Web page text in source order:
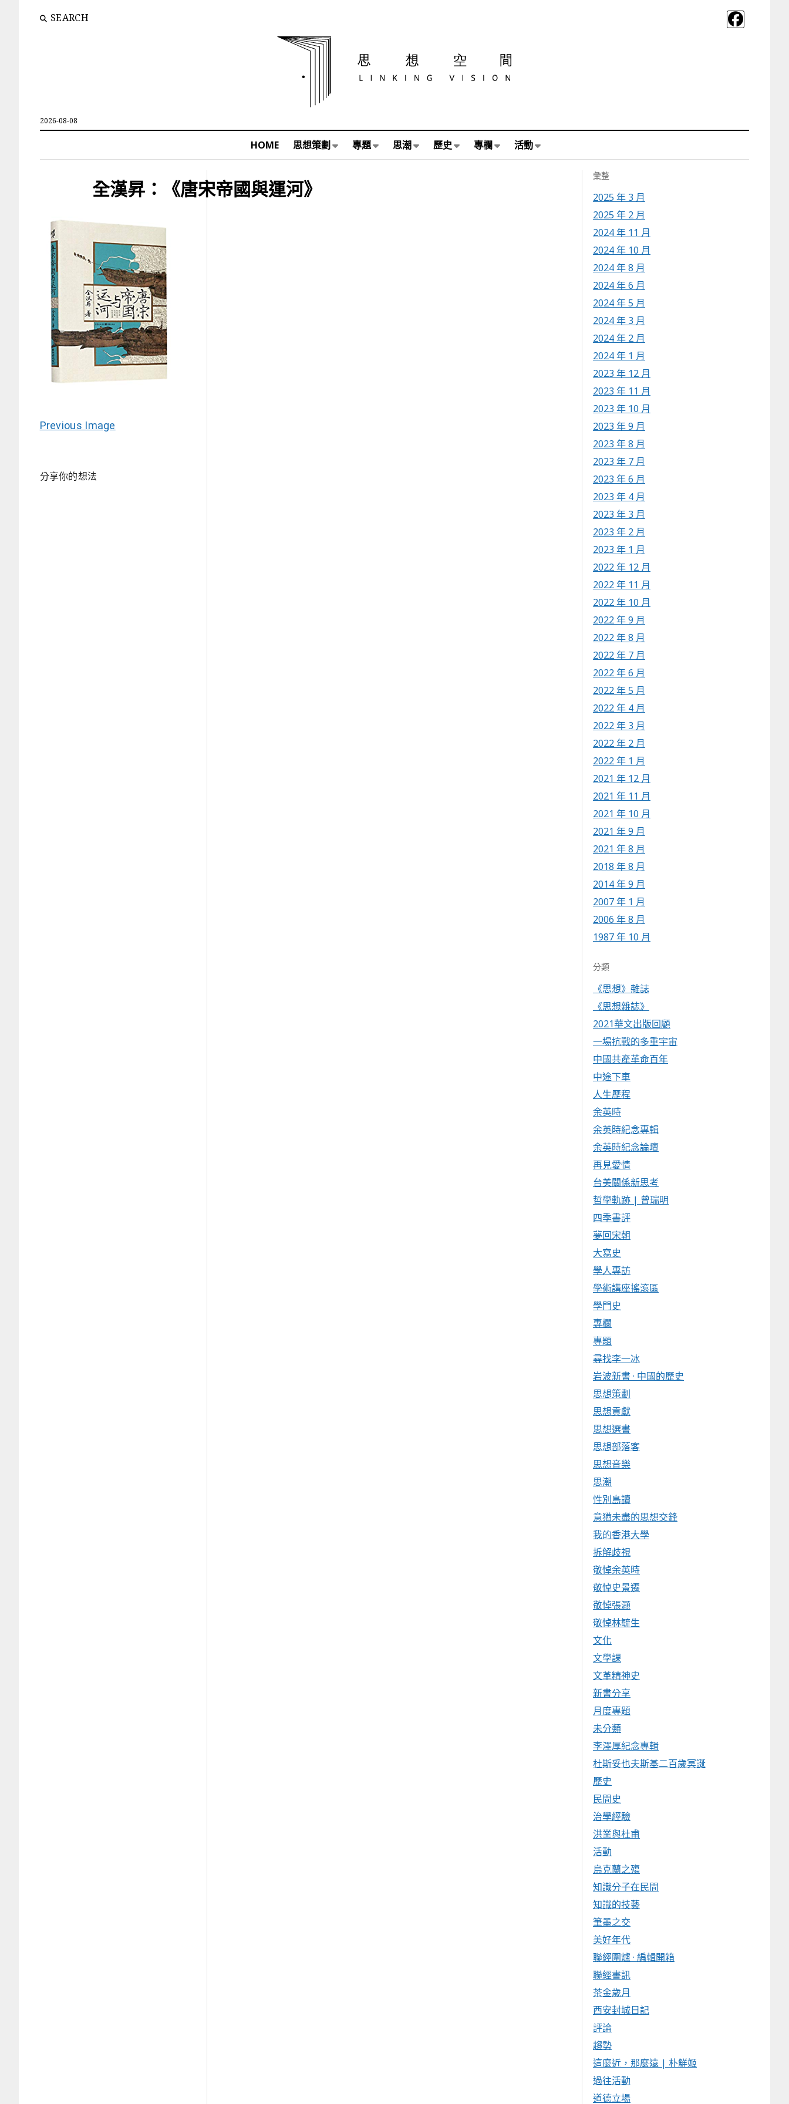
SEARCH
2026-08-08
HOME 思想策劃 專題 思潮 歷史 專欄 活動
全漢昇：《唐宋帝國與運河》
Previous Image
分享你的想法
彙整
2025 年 3 月
2025 年 2 月
2024 年 11 月
2024 年 10 月
2024 年 8 月
2024 年 6 月
2024 年 5 月
2024 年 3 月
2024 年 2 月
2024 年 1 月
2023 年 12 月
2023 年 11 月
2023 年 10 月
2023 年 9 月
2023 年 8 月
2023 年 7 月
2023 年 6 月
2023 年 4 月
2023 年 3 月
2023 年 2 月
2023 年 1 月
2022 年 12 月
2022 年 11 月
2022 年 10 月
2022 年 9 月
2022 年 8 月
2022 年 7 月
2022 年 6 月
2022 年 5 月
2022 年 4 月
2022 年 3 月
2022 年 2 月
2022 年 1 月
2021 年 12 月
2021 年 11 月
2021 年 10 月
2021 年 9 月
2021 年 8 月
2018 年 8 月
2014 年 9 月
2007 年 1 月
2006 年 8 月
1987 年 10 月
分類
《思想》雜誌
《思想雜誌》
2021華文出版回顧
一場抗戰的多重宇宙
中國共產革命百年
中途下車
人生歷程
余英時
余英時紀念專輯
余英時紀念論壇
再見愛情
台美關係新思考
哲學軌跡 | 曾瑞明
四季書評
夢回宋朝
大寫史
學人專訪
學術講座搖滾區
學門史
專欄
專題
尋找李一冰
岩波新書 · 中國的歷史
思想策劃
思想貢獻
思想選書
思想部落客
思想音樂
思潮
性別島讀
意猶未盡的思想交鋒
我的香港大學
拆解歧視
敬悼余英時
敬悼史景遷
敬悼張灝
敬悼林毓生
文化
文學課
文革精神史
新書分享
月度專題
未分類
李澤厚紀念專輯
杜斯妥也夫斯基二百歲冥誕
歷史
民間史
治學經驗
洪業與杜甫
活動
烏克蘭之殤
知識分子在民間
知識的技藝
筆墨之交
美好年代
聯經圍爐 · 編輯開箱
聯經書訊
茶金歲月
西安封城日記
評論
趨勢
這麼近，那麼遠 | 朴鮮姬
過往活動
道德立場